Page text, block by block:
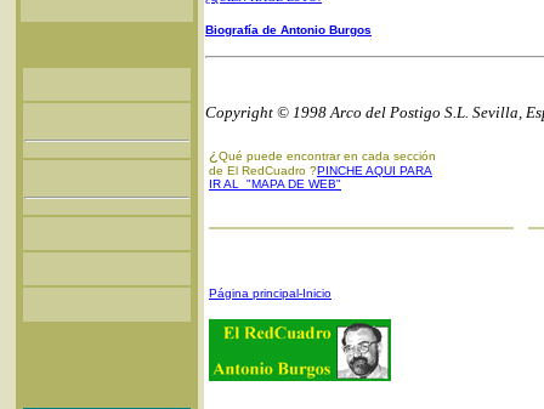
Biografía de Antonio Burgos
Copyright © 1998 Arco del Postigo S.L. Sevilla,
¿ Qué puede encontrar en cada sección
de El RedCuadro ?PINCHE AQUI PARA
IR AL "MAPA DE WEB"
Página principal-Inicio